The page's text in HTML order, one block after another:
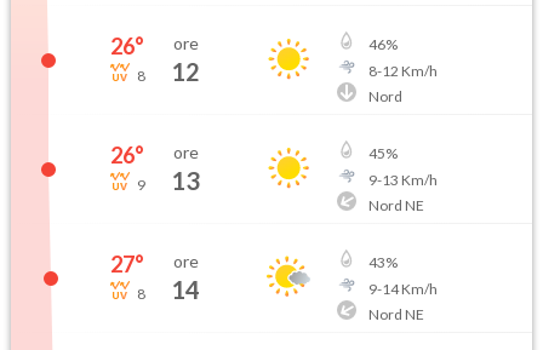
26°
8
ore
12
46%
8-12 Km/h
Nord
26°
9
ore
13
45%
9-13 Km/h
Nord NE
27°
8
ore
14
43%
9-14Km/h
Nord NE